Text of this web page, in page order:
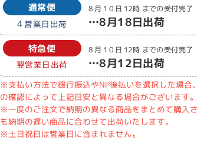
通常便
4 営業日出荷
8月10日 12時 までの受付完了
…8月18日出荷
特急便
翌営業日出荷
8月10日 12時 までの受付完了
…8月12日出荷
※支払い方法で銀行振込やNP後払いを選択した場合
の確認によって上記目安と異なる場合がございます。
※一度のご注文で納期の異なる商品をまとめて購入
も納期の遅い商品に合わせて出荷いたします。
※土日祝日は営業日に含まれません。